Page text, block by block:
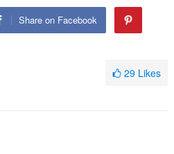
Share on Facebook
29 Likes